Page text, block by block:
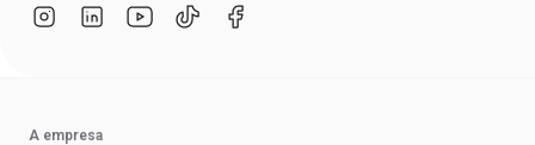
A empresa